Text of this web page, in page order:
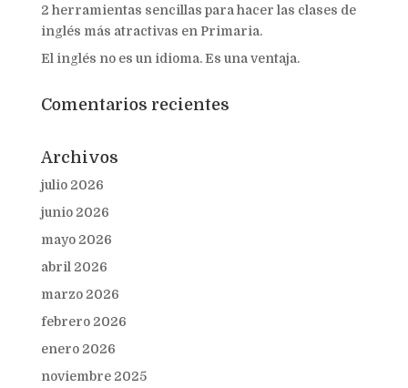
2 herramientas sencillas para hacer las clases de
inglés más atractivas en Primaria.
El inglés no es un idioma. Es una ventaja.
Comentarios recientes
Archivos
julio 2026
junio 2026
mayo 2026
abril 2026
marzo 2026
febrero 2026
enero 2026
noviembre 2025